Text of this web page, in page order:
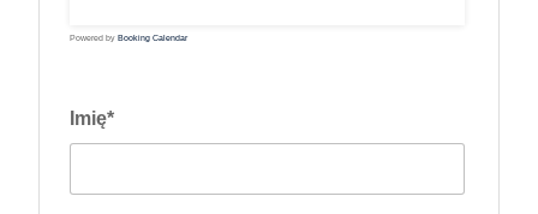
Powered by Booking Calendar
Imię*